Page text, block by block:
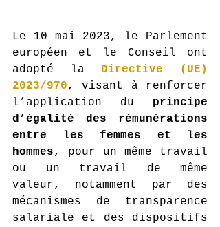
Le 10 mai 2023, le Parlement
européen et le Conseil ont
adopté la Directive (UE)
2023/970, visant à renforcer
l’application du principe
d’égalité des rémunérations
entre les femmes et les
hommes, pour un même travail
ou un travail de même
valeur, notamment par des
mécanismes de transparence
salariale et des dispositifs